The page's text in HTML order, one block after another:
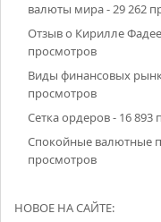
валюты мира- 29 262
Отзыв о Кирилле
просмотров
Виды финансовых
просмотров
Сетка ордеров- 16 893
Спокойные валютные
просмотров
НОВОЕ НА САЙТЕ: